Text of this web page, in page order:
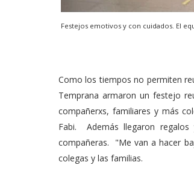
Festejos emotivos y con cuidados. El
Como los tiempos no permiten
Temprana armaron un festejo
compañerxs, familiares y más
Fabi. Además llegaron
compañeras. "Me van a hacer
colegas y las familias.